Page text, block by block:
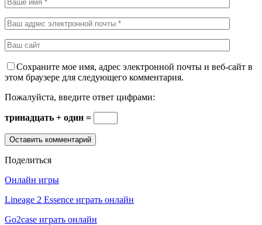
Сохраните мое имя, адрес электронной почты и веб-сайт в
этом браузере для следующего комментария.
Пожалуйста, введите ответ цифрами:
тринадцать + один =
Поделиться
Онлайн игры
Lineage 2 Essence играть онлайн
Go2case играть онлайн